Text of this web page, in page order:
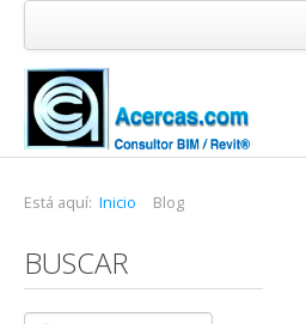
Inicio
Blog
Cursos
Software
Acercas
Está aquí: Inicio Blog
BUSCAR